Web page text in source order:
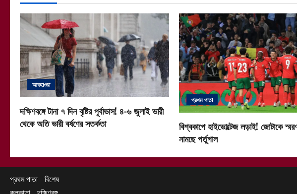
আবহাওয়া
দক্ষিণবঙ্গে টানা ৭ দিন বৃষ্টির পূর্বাভাস! ৪-৬ জুলাই ভারী
থেকে অতি ভারী বর্ষণের সতর্কতা
প্রথম পাতা
বিশ্বকাপে হাইভোল্টেজ লড়াই! জোটাকে
নামছে পর্তুগাল
প্রথম পাতা বিশেষ